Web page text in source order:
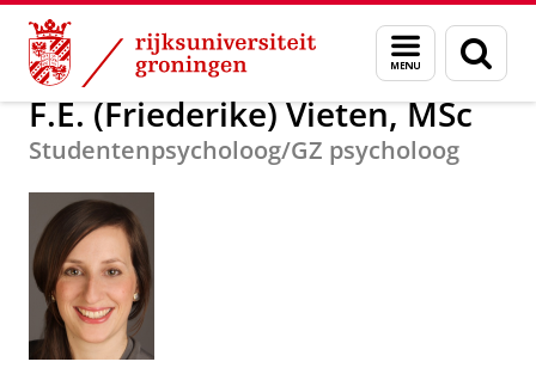
Skip
Content
Skip
Navigation
Menu
en
zoeken
Over ons F.E. (Friederike) Vieten, MSc
F.E. (Friederike) Vieten, MSc
Studentenpsycholoog/GZ psycholoog